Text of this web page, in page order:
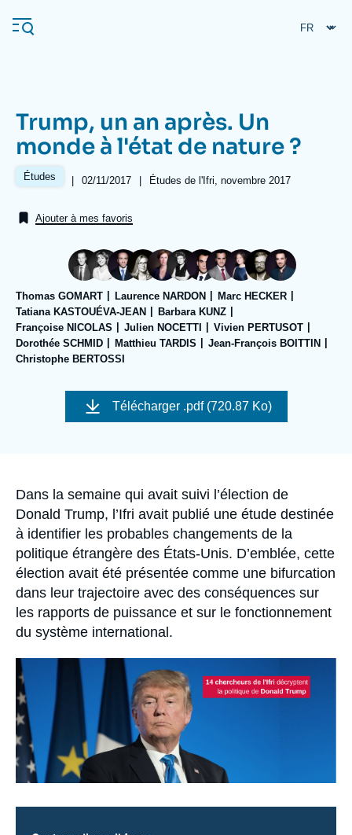
au
contenu
Navigation
principale
L'Ifri
Analyses
Événements
Nous soutenir
À propos de l'Ifri
L'Ifri en bref
Recherches fréquentes
Proche-Orient
Trump, un an après. Un
monde à l'état de nature ?
Études |
Date
publication
02/11/2017 | Références
Études de l'Ifri, novembre 2017
Ajouter à mes favoris
Thomas GOMART Laurence NARDON
Marc HECKER
Tatiana KASTOUÉVA-JEAN
Barbara KUNZ
Françoise NICOLAS
Julien NOCETTI
Vivien PERTUSOT
Dorothée SCHMID
Matthieu TARDIS
Jean-François BOITTIN
Christophe BERTOSSI
Image
couverture
Télécharger .pdf (720.87 Ko)
Accroche
Dans la semaine qui avait suivi l’élection de
Donald Trump, l’Ifri avait publié une étude destinée
à identifier les probables changements de la
politique étrangère des États-Unis. D’emblée, cette
élection avait été présentée comme une bifurcation
dans leur trajectoire avec des conséquences sur
les rapports de puissance et sur le fonctionnement
du système international.
Image
principale